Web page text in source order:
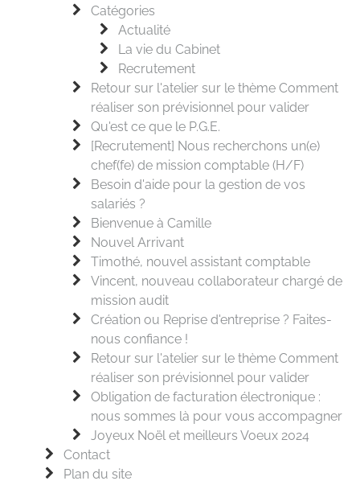
Catégories
Actualité
La vie du Cabinet
Recrutement
Retour sur l'atelier sur le thème Comment
réaliser son prévisionnel pour valider
Qu'est ce que le P.G.E.
[Recrutement] Nous recherchons un(e)
chef(fe) de mission comptable (H/F)
Besoin d'aide pour la gestion de vos
salariés ?
Bienvenue à Camille
Nouvel Arrivant
Timothé, nouvel assistant comptable
Vincent, nouveau collaborateur chargé de
mission audit
Création ou Reprise d'entreprise ? Faites-
nous confiance !
Retour sur l'atelier sur le thème Comment
réaliser son prévisionnel pour valider
Obligation de facturation électronique :
nous sommes là pour vous accompagner
Joyeux Noël et meilleurs Voeux 2024
Contact
Plan du site